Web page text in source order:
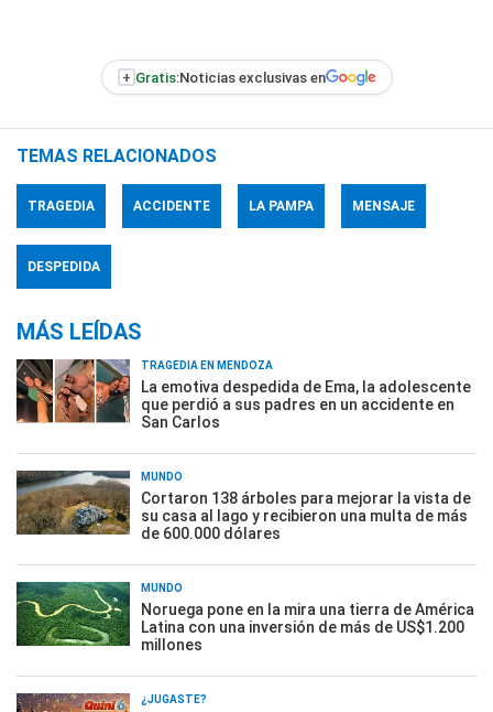
+ Gratis:Noticias exclusivas en
TEMAS RELACIONADOS
TRAGEDIA ACCIDENTE LA PAMPA MENSAJE
DESPEDIDA
MÁS LEÍDAS
TRAGEDIA EN MENDOZA
La emotiva despedida de Ema, la adolescente
que perdió a sus padres en un accidente en
San Carlos
MUNDO
Cortaron 138 árboles para mejorar la vista de
su casa al lago y recibieron una multa de más
de 600.000 dólares
MUNDO
Noruega pone en la mira una tierra de América
Latina con una inversión de más de US$1.200
millones
¿JUGASTE?